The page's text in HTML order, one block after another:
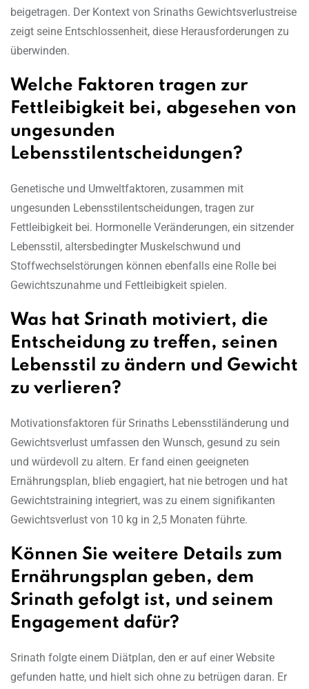
beigetragen. Der Kontext von Srinaths Gewichtsverlustreise
zeigt seine Entschlossenheit, diese Herausforderungen zu
überwinden.
Welche Faktoren tragen zur
Fettleibigkeit bei, abgesehen von
ungesunden
Lebensstilentscheidungen?
Genetische und Umweltfaktoren, zusammen mit
ungesunden Lebensstilentscheidungen, tragen zur
Fettleibigkeit bei. Hormonelle Veränderungen, ein sitzender
Lebensstil, altersbedingter Muskelschwund und
Stoffwechselstörungen können ebenfalls eine Rolle bei
Gewichtszunahme und Fettleibigkeit spielen.
Was hat Srinath motiviert, die
Entscheidung zu treffen, seinen
Lebensstil zu ändern und Gewicht
zu verlieren?
Motivationsfaktoren für Srinaths Lebensstiländerung und
Gewichtsverlust umfassen den Wunsch, gesund zu sein
und würdevoll zu altern. Er fand einen geeigneten
Ernährungsplan, blieb engagiert, hat nie betrogen und hat
Gewichtstraining integriert, was zu einem signifikanten
Gewichtsverlust von 10 kg in 2,5 Monaten führte.
Können Sie weitere Details zum
Ernährungsplan geben, dem
Srinath gefolgt ist, und seinem
Engagement dafür?
Srinath folgte einem Diätplan, den er auf einer Website
gefunden hatte, und hielt sich ohne zu betrügen daran. Er